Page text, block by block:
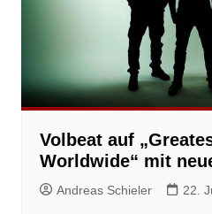
Volbeat auf
Worldwide“ mit
Andreas Schieler 22.